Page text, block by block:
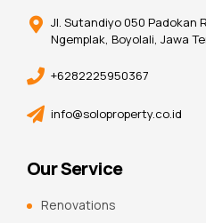
Jl. Sutandiyo 050 Padokan
Ngemplak, Boyolali, Jawa
+6282225950367
info@soloproperty.co.id
Our Service
Renovations